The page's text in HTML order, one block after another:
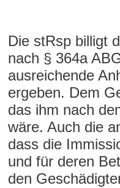
Die stRsp billigt
nach § 364a
ausreichende
ergeben. Dem
das ihm nach
wäre. Auch die
dass die
und für deren
den